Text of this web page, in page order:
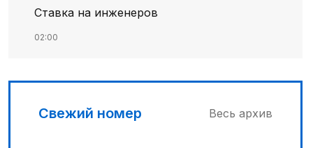
Ставка на инженеров
02:00
02:30
Свежий номер Весь архив